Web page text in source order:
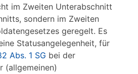
im Zweiten Unterabschnitt
sondern im Zweiten
geregelt. Es
Statusangelegenheit, für
Abs. 1 SG bei der
(allgemeinen)